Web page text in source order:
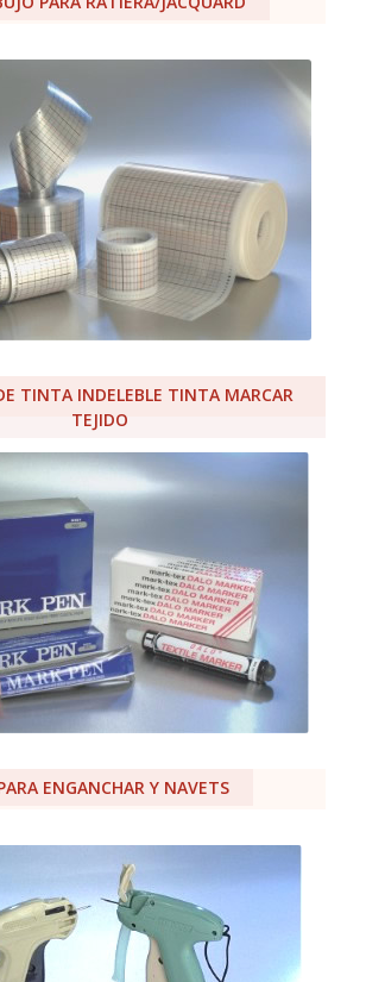
TINTA INDELEBLE TINTA MARCAR
TEJIDO
ENGANCHAR Y NAVETS